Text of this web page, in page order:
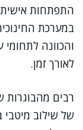
התפתחות
במערכת
והכוונה
לאורך זמן.
רבים מהבוגרות
של שילוב